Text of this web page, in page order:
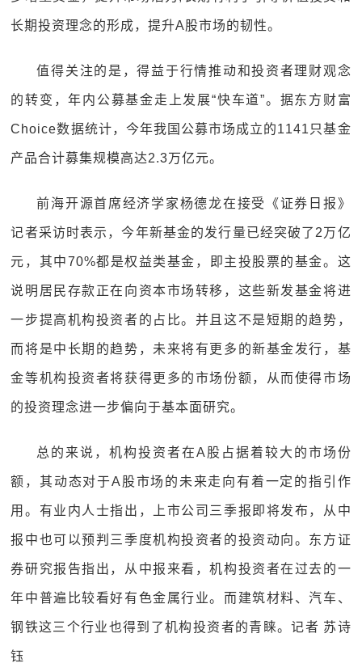
长期投资理念的形成，提升A股市场的韧性。
值得关注的是，得益于行情推动和投资者理财观念
的转变，年内公募基金走上发展“快车道”。据东方财富
Choice数据统计，今年我国公募市场成立的1141只基金
产品合计募集规模高达2.3万亿元。
前海开源首席经济学家杨德龙在接受《证券日报》
记者采访时表示，今年新基金的发行量已经突破了2万亿
元，其中70%都是权益类基金，即主投股票的基金。这
说明居民存款正在向资本市场转移，这些新发基金将进
一步提高机构投资者的占比。并且这不是短期的趋势，
而将是中长期的趋势，未来将有更多的新基金发行，基
金等机构投资者将获得更多的市场份额，从而使得市场
的投资理念进一步偏向于基本面研究。
总的来说，机构投资者在A股占据着较大的市场份
额，其动态对于A股市场的未来走向有着一定的指引作
用。有业内人士指出，上市公司三季报即将发布，从中
报中也可以预判三季度机构投资者的投资动向。东方证
券研究报告指出，从中报来看，机构投资者在过去的一
年中普遍比较看好有色金属行业。而建筑材料、汽车、
钢铁这三个行业也得到了机构投资者的青睐。记者 苏诗
钰